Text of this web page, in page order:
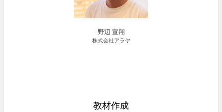
野辺 宣翔
株式会社アラヤ
教材作成